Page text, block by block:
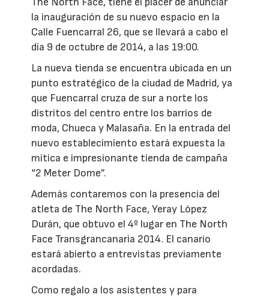
la inauguración de su nuevo espacio en la
Calle Fuencarral 26, que se llevará a cabo el
día 9 de octubre de 2014, a las 19:00.
La nueva tienda se encuentra ubicada en un
punto estratégico de la ciudad de Madrid, ya
que Fuencarral cruza de sur a norte los
distritos del centro entre los barrios de
moda, Chueca y Malasaña. En la entrada del
nuevo establecimiento estará expuesta la
mítica e impresionante tienda de campaña
“2 Meter Dome”.
Además contaremos con la presencia del
atleta de The North Face, Yeray López
Durán, que obtuvo el 4º lugar en The North
Face Transgrancanaria 2014. El canario
estará abierto a entrevistas previamente
acordadas.
Como regalo a los asistentes y para